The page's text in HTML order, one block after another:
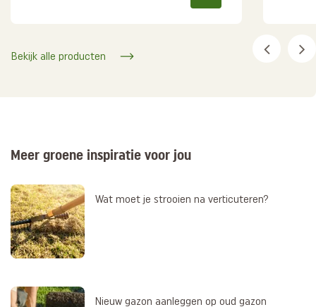
Bekijk alle producten
Meer groene inspiratie voor jou
Wat moet je strooien na verticuteren?
Nieuw gazon aanleggen op oud gazon